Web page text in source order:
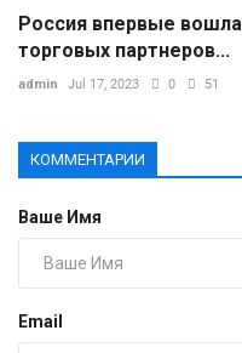
Россия впервые
торговых партнеров...
admin Jul 17, 2023 0 51
КОММЕНТАРИИ
Ваше Имя
Email